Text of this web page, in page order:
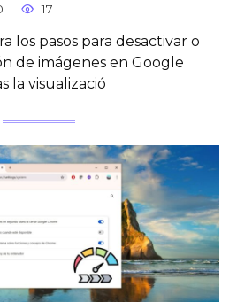
17
los pasos para desactivar o
de imágenes en Google
la visualizació